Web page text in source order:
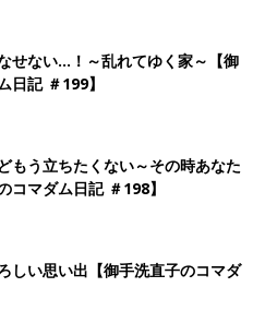
せない…！～乱れてゆく家～【御
日記 ＃199】
もう立ちたくない～その時あなた
コマダム日記 ＃198】
しい思い出【御手洗直子のコマダ